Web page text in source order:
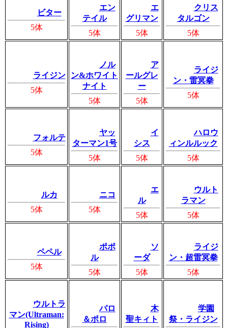
ビター
5体
エン
テイル
5体
エ
グリマン
5体
クリス
タルゴン
5体
ライジン
5体
ノル
ン&ホワイト
ナイト
5体
ア
ールグレ
ー
5体
ライジ
ン・雷冥拳
5体
フォルテ
5体
ヤッ
ターマン1号
5体
イ
シス
5体
ハロウ
ィンルルック
5体
ルカ
5体
ニコ
5体
エ
ル
5体
ウルト
ラマン
5体
ペペル
5体
ポポ
ル
5体
ソ
ーダ
5体
ライジ
ン・超雷冥拳
5体
ウルトラ
マン(Ultraman:
Rising)
パロ
＆ポロ
木
聖キィト
学園
祭・ライジン